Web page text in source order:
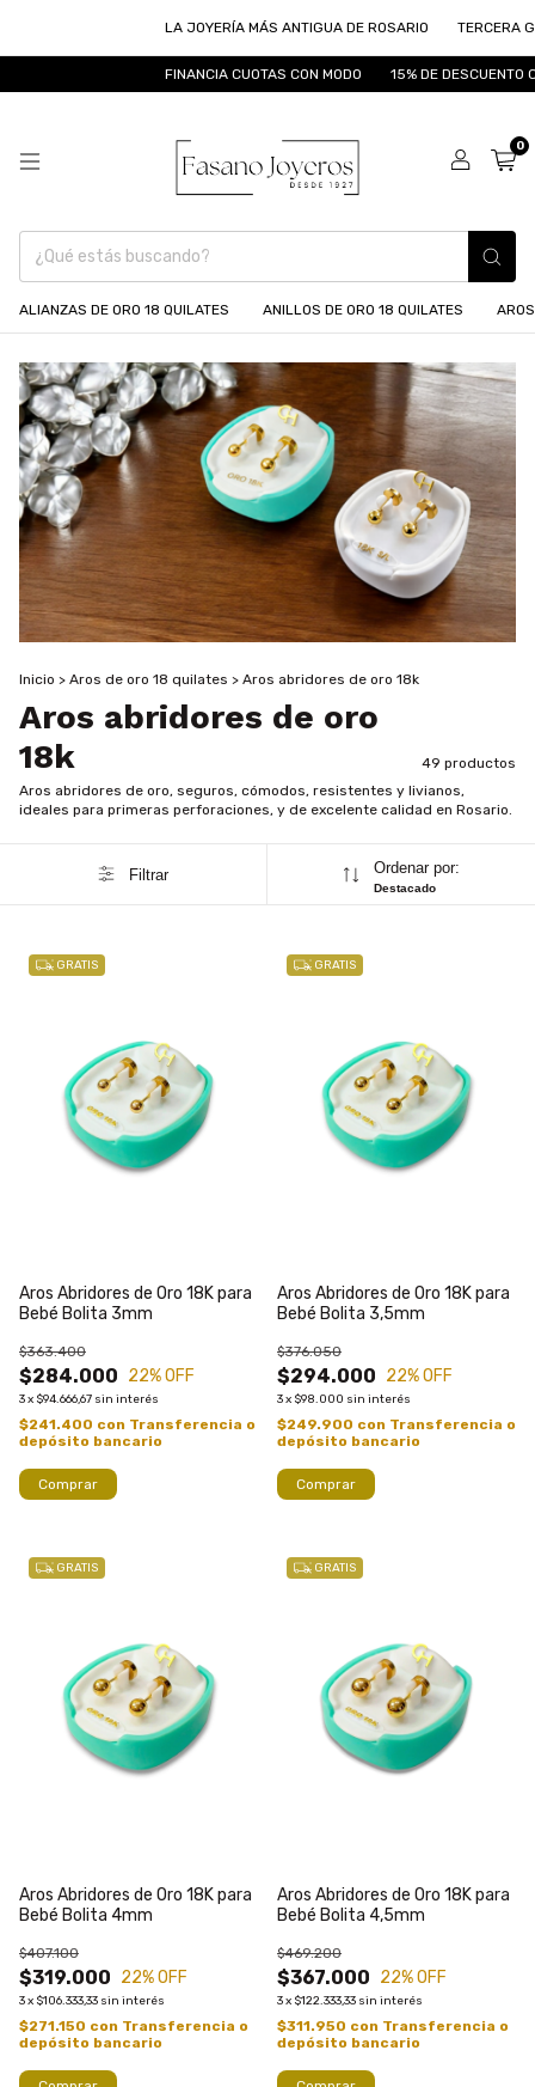
LA JOYERÍA MÁS ANTIGUA DE ROSARIO TERCERA GENERACIÓN
FINANCIA CUOTAS CON MODO 15% DE DESCUENTO CON
0
ALIANZAS DE ORO 18 QUILATES ANILLOS DE ORO 18 QUILATES
Inicio > Aros de oro 18 quilates > Aros abridores de oro 18k
Aros abridores de oro
18k
49 productos
Aros abridores de oro, seguros, cómodos, resistentes y livianos,
ideales para primeras perforaciones, y de excelente calidad en Rosario.
Filtrar Ordenar por:
Destacado
GRATIS
Aros Abridores de Oro 18K para
Bebé Bolita 3mm
$284.000
$363.400
22% OFF
3x $94.666,67 sin interés
$241.400 con Transferencia o
depósito bancario
GRATIS
Aros Abridores de Oro 18K para
Bebé Bolita 3,5mm
$294.000
$376.050
22% OFF
3x $98.000 sin interés
$249.900 con Transferencia o
depósito bancario
GRATIS
Aros Abridores de Oro 18K para
Bebé Bolita 4mm
$319.000
$407.100
22% OFF
3x $106.333,33 sin interés
$271.150 con Transferencia o
depósito bancario
GRATIS
Aros Abridores de Oro 18K para
Bebé Bolita 4,5mm
$367.000
$469.200
22% OFF
3x $122.333,33 sin interés
$311.950 con Transferencia o
depósito bancario